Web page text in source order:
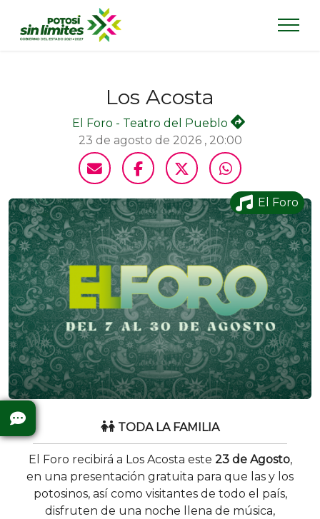
Los Acosta
El Foro - Teatro del Pueblo
23 de agosto de 2026 , 20:00
El Foro
TODA LA FAMILIA
El Foro recibirá a Los Acosta este 23 de Agosto,
en una presentación gratuita para que las y los
potosinos, así como visitantes de todo el país,
disfruten de una noche llena de música,